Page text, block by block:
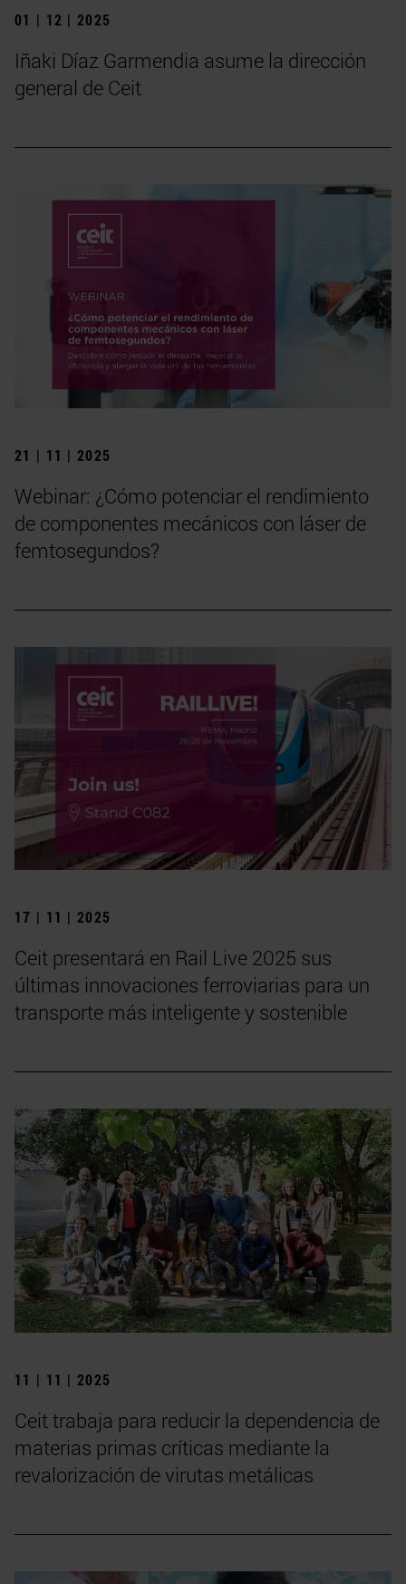
01 | 12 | 2025
Iñaki Díaz Garmendia asume la dirección
general de Ceit
21 | 11 | 2025
Webinar: ¿Cómo potenciar el rendimiento
de componentes mecánicos con láser de
femtosegundos?
17 | 11 | 2025
Ceit presentará en Rail Live 2025 sus
últimas innovaciones ferroviarias para un
transporte más inteligente y sostenible
11 | 11 | 2025
Ceit trabaja para reducir la dependencia de
materias primas críticas mediante la
revalorización de virutas metálicas